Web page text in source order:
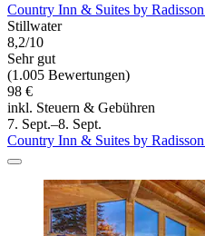
Country Inn & Suites by
Stillwater
8,2/10
Sehr gut
(1.005 Bewertungen)
98 €
inkl. Steuern & Gebühren
7. Sept.–8. Sept.
Country Inn & Suites by